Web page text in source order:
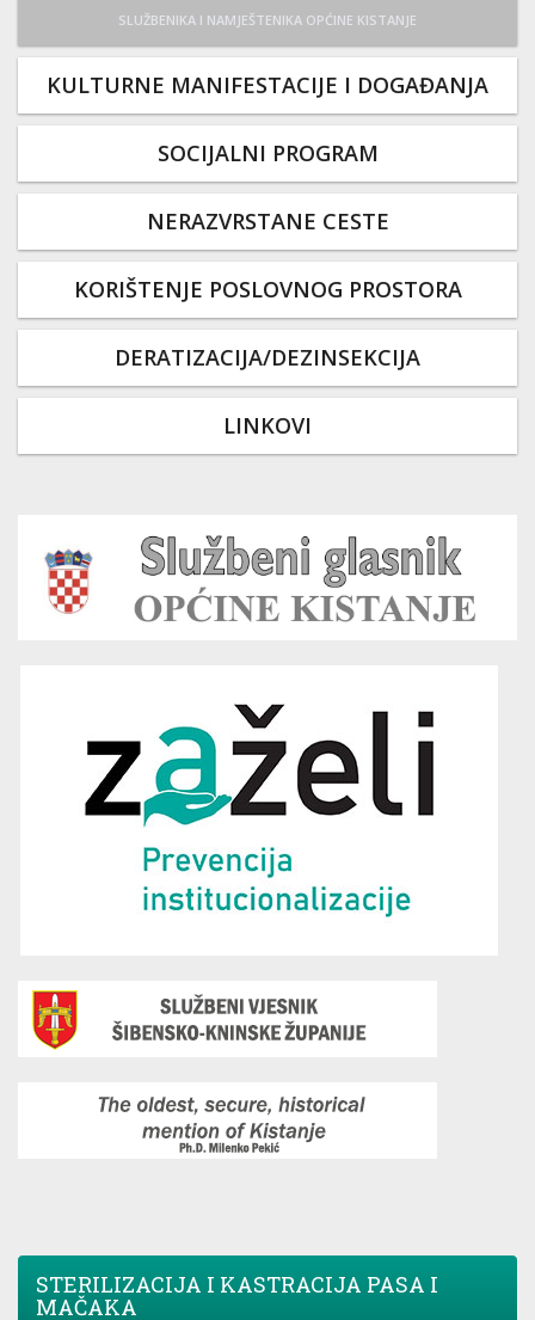
SLUŽBENIKA I NAMJEŠTENIKA OPĆINE KISTANJE
KULTURNE MANIFESTACIJE I DOGAĐANJA
SOCIJALNI PROGRAM
NERAZVRSTANE CESTE
KORIŠTENJE POSLOVNOG PROSTORA
DERATIZACIJA/DEZINSEKCIJA
LINKOVI
STERILIZACIJA I KASTRACIJA PASA I
MAČAKA